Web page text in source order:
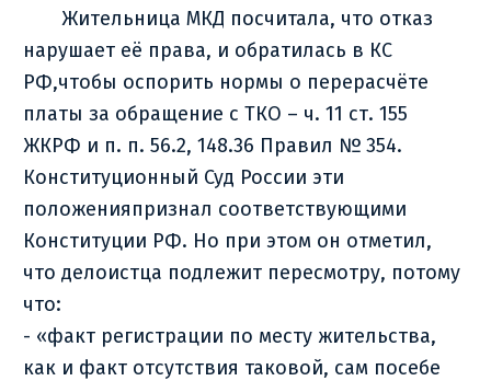
Жительница МКД посчитала, что отказ
нарушает её права, и обратилась в КС
РФ,чтобы оспорить нормы о перерасчёте
платы за обращение с ТКО – ч. 11 ст. 155
ЖКРФ и п. п. 56.2, 148.36 Правил № 354.
Конституционный Суд России эти
положенияпризнал соответствующими
Конституции РФ. Но при этом он отметил,
что делоистца подлежит пересмотру, потому
что:
- «факт регистрации по месту жительства,
как и факт отсутствия таковой, сам посебе